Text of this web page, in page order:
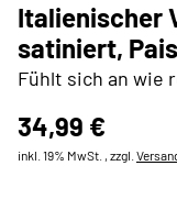
Italienischer
satiniert,
Fühlt sich an wie
34,99 €
inkl. 19% MwSt. , zzgl.